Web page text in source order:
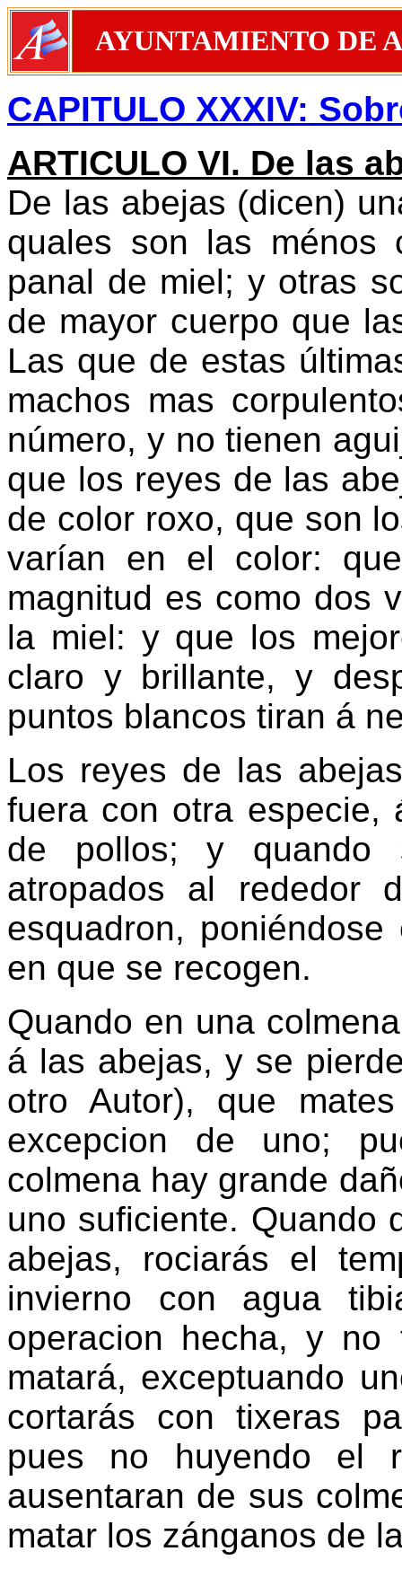
AYUNTAMIENTO DE
CAPITULO XXXIV:
ARTICULO VI. De las
De las abejas (dicen)
quales son las ménos
panal de miel; y otras
de mayor cuerpo que
Las que de estas
machos mas
número, y no tienen
que los reyes de las
de color roxo, que son
varían en el color:
magnitud es como dos
la miel: y que los
claro y brillante, y
puntos blancos tiran á
Los reyes de las
fuera con otra especie,
de pollos; y quando
atropados al rededor
esquadron,
en que se recogen.
Quando en una
á las abejas, y se
otro Autor), que
excepcion de uno;
colmena hay grande
uno suficiente. Quando
abejas, rociarás el
invierno con agua
operacion hecha, y no
matará, exceptuando
cortarás con tixeras
pues no huyendo el
ausentaran de sus
matar los zánganos de